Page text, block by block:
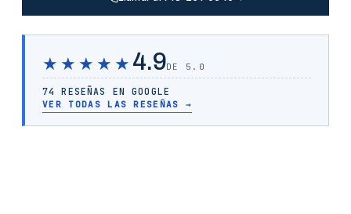
★★★★★ 4.9DE 5.0
74 RESEÑAS EN GOOGLE
VER TODAS LAS RESEÑAS →